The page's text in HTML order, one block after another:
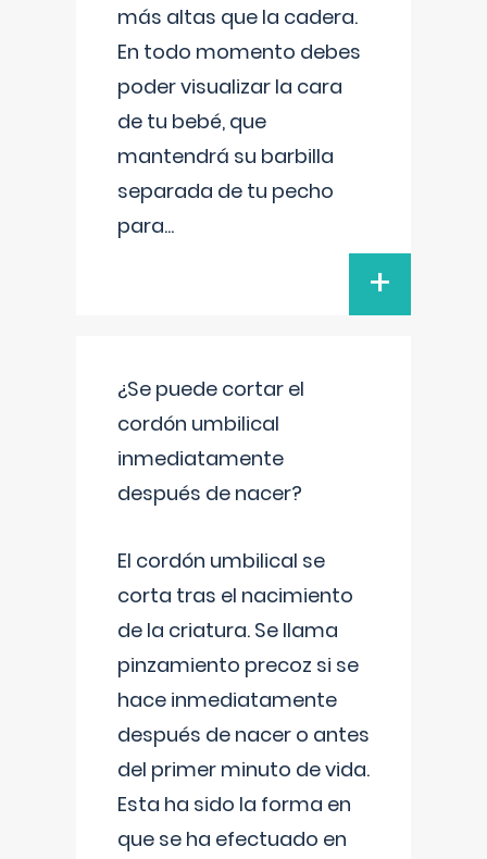
más altas que la cadera.
En todo momento debes
poder visualizar la cara
de tu bebé, que
mantendrá su barbilla
separada de tu pecho
para...
+
¿Se puede cortar el
cordón umbilical
inmediatamente
después de nacer?
El cordón umbilical se
corta tras el nacimiento
de la criatura. Se llama
pinzamiento precoz si se
hace inmediatamente
después de nacer o antes
del primer minuto de vida.
Esta ha sido la forma en
que se ha efectuado en